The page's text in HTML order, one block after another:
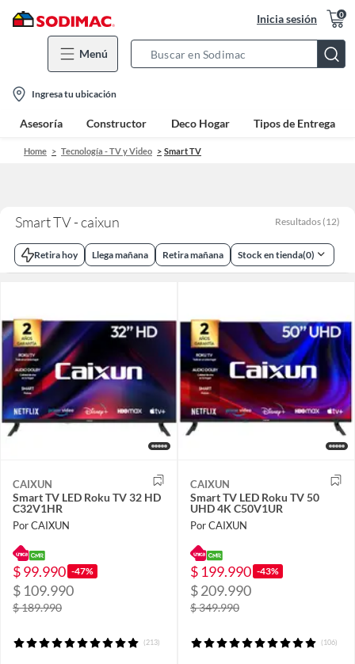
Inicia sesión 0
Menú
Bar
location-
icon
Ingresa tu ubicación
Asesoría Constructor Deco Hogar Tipos de Entrega
Home Tecnología - TV y Video Smart TV
Smart TV - caixun Resultados (12)
Retira hoy Llega mañana Retira mañana Stock en tienda(0)
CAIXUN
Smart TV LED Roku TV 32 HD
C32V1HR
Por CAIXUN
$ 99.990 -47%
$ 109.990
$ 189.990
(213)
CAIXUN
Smart TV LED Roku TV 50
UHD 4K C50V1UR
Por CAIXUN
$ 199.990 -43%
$ 209.990
$ 349.990
(106)